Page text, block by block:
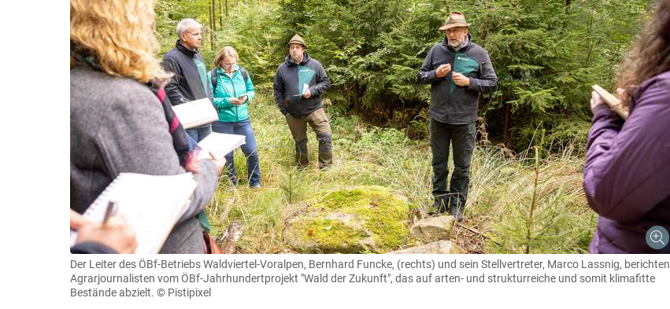
Der Leiter des ÖBf-Betriebs Waldviertel-Voralpen, Bernhard Funcke, (rechts) und sein Stellvertreter, Marco Lassnig, berichten
Agrarjournalisten vom ÖBf-Jahrhundertprojekt "Wald der Zukunft", das auf arten- und strukturreiche und somit klimafitte
Bestände abzielt. © Pistipixel